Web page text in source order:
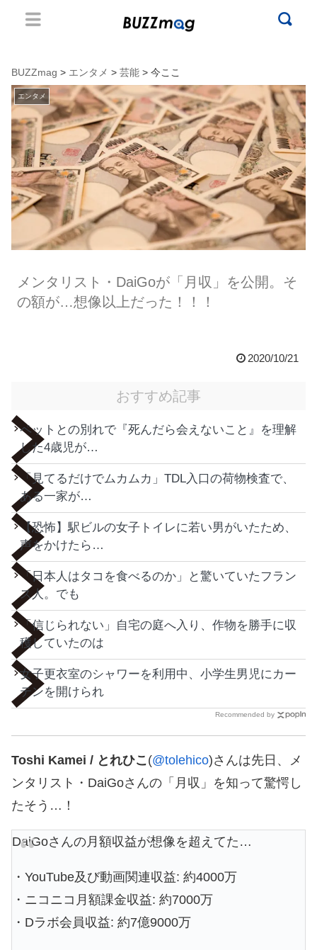
BUZZmag > エンタメ > 芸能 > 今ここ
エンタメ
メンタリスト・DaiGoが「月収」を公開。そ
の額が…想像以上だった！！！
2020/10/21
おすすめ記事
ペットとの別れで『死んだら会えないこと』を理解
した4歳児が…
「見てるだけでムカムカ」TDL入口の荷物検査で、
ある一家が…
【恐怖】駅ビルの女子トイレに若い男がいたため、
声をかけたら…
「日本人はタコを食べるのか」と驚いていたフラン
ス人。でも
「信じられない」自宅の庭へ入り、作物を勝手に収
穫していたのは
女子更衣室のシャワーを利用中、小学生男児にカー
テンを開けられ
Recommended by
Toshi Kamei / とれひこ(@tolehico)さんは先日、メ
ンタリスト・DaiGoさんの「月収」を知って驚愕し
たそう…！
DaiGoさんの月額収益が想像を超えてた…
・YouTube及び動画関連収益: 約4000万
・ニコニコ月額課金収益: 約7000万
・Dラボ会員収益: 約7億9000万